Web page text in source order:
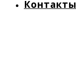
Контакты